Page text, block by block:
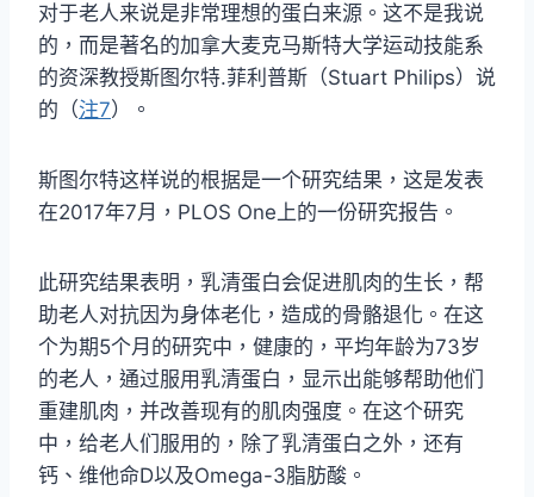
对于老人来说是非常理想的蛋白来源。这不是我说
的，而是著名的加拿大麦克马斯特大学运动技能系
的资深教授斯图尔特.菲利普斯（Stuart Philips）说
的（注7）。
斯图尔特这样说的根据是一个研究结果，这是发表
在2017年7月，PLOS One上的一份研究报告。
此研究结果表明，乳清蛋白会促进肌肉的生长，帮
助老人对抗因为身体老化，造成的骨骼退化。在这
个为期5个月的研究中，健康的，平均年龄为73岁
的老人，通过服用乳清蛋白，显示出能够帮助他们
重建肌肉，并改善现有的肌肉强度。在这个研究
中，给老人们服用的，除了乳清蛋白之外，还有
钙、维他命D以及Omega-3脂肪酸。